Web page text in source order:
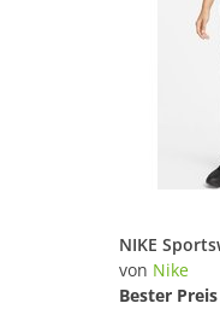
von Nike
Bester Preis